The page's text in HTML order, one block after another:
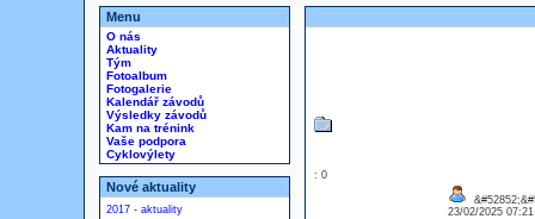
Menu
O nás
Aktuality
Tým
Fotoalbum
Fotogalerie
Kalendář závodů
Výsledky závodů
Kam na trénink
Vaše podpora
Cyklovýlety
Nové aktuality
2017 - aktuality
: 0
23/02/2025